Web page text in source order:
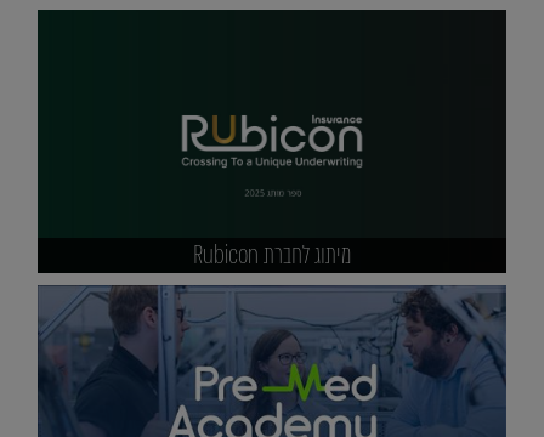
מיתוג לחברת Rubicon